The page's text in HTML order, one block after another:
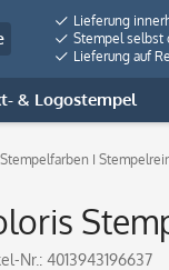
Lieferung
Stempel selbst
Lieferung auf
& Logostempel
Stempelfarben I
Nr.: 4013943196637